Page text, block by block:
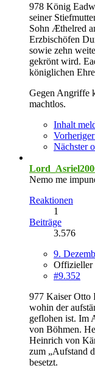
978 König
seiner
Sohn Æthelred
Erzbischöfen
sowie zehn
gekrönt wird.
königlichen
Gegen Angriffe
machtlos.
Inhalt
Nächster
Nemo me
Reaktionen
1
Beiträge
3.576
9.
Offizieller
#9.352
977 Kaiser Otto
wohin der
geflohen ist. Im
von Böhmen.
Heinrich von
zum „Aufstand
besetzt.